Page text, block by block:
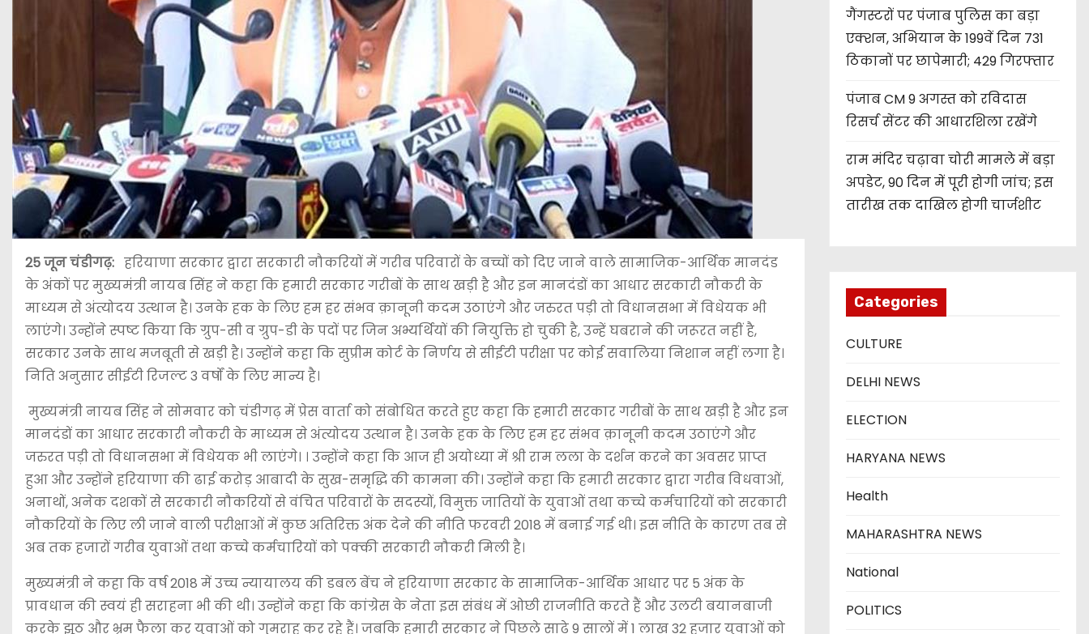
25 जून चंडीगढ़: हरियाणा सरकार द्वारा सरकारी नौकरियों में गरीब परिवारों के बच्चों को दिए जाने वाले सामाजिक-आर्थिक मानदंड
के अंकों पर मुख्यमंत्री नायब सिंह ने कहा कि हमारी सरकार गरीबों के साथ खड़ी है और इन मानदंडों का आधार सरकारी नौकरी के
माध्यम से अंत्योदय उत्थान है। उनके हक के लिए हम हर संभव क़ानूनी कदम उठाएंगे और जरुरत पड़ी तो विधानसभा में विधेयक भी
लाएंगे। उन्होंने स्पष्ट किया कि ग्रुप-सी व ग्रुप-डी के पदों पर जिन अभ्यर्थियों की नियुक्ति हो चुकी है, उन्हें घबराने की जरूरत नहीं है,
सरकार उनके साथ मजबूती से खड़ी है। उन्होंने कहा कि सुप्रीम कोर्ट के निर्णय से सीईटी परीक्षा पर कोई सवालिया निशान नहीं लगा है।
निति अनुसार सीईटी रिजल्ट 3 वर्षों के लिए मान्य है।
मुख्यमंत्री नायब सिंह ने सोमवार को चंडीगढ़ में प्रेस वार्ता को संबोधित करते हुए कहा कि हमारी सरकार गरीबों के साथ खड़ी है और इन
मानदंडों का आधार सरकारी नौकरी के माध्यम से अंत्योदय उत्थान है। उनके हक के लिए हम हर संभव क़ानूनी कदम उठाएंगे और
जरुरत पड़ी तो विधानसभा में विधेयक भी लाएंगे। । उन्होंने कहा कि आज ही अयोध्या में श्री राम लला के दर्शन करने का अवसर प्राप्त
हुआ और उन्होंने हरियाणा की ढाई करोड़ आबादी के सुख-समृद्धि की कामना की। उन्होंने कहा कि हमारी सरकार द्वारा गरीब विधवाओं,
अनाथों, अनेक दशकों से सरकारी नौकरियों से वंचित परिवारों के सदस्यों, विमुक्त जातियों के युवाओं तथा कच्चे कर्मचारियों को सरकारी
नौकरियों के लिए ली जाने वाली परीक्षाओं में कुछ अतिरिक्त अंक देने की नीति फरवरी 2018 में बनाई गई थी। इस नीति के कारण तब से
अब तक हजारों गरीब युवाओं तथा कच्चे कर्मचारियों को पक्की सरकारी नौकरी मिली है।
मुख्यमंत्री ने कहा कि वर्ष 2018 में उच्च न्यायालय की डबल बेंच ने हरियाणा सरकार के सामाजिक-आर्थिक आधार पर 5 अंक के
प्रावधान की स्वयं ही सराहना भी की थी। उन्होंने कहा कि कांग्रेस के नेता इस संबंध में ओछी राजनीति करते हैं और उलटी बयानबाजी
करके झूठ और भ्रम फैला कर युवाओं को गुमराह कर रहे हैं। जबकि हमारी सरकार ने पिछले साढ़े 9 सालों में 1 लाख 32 हजार युवाओं को
गैंगस्टरों पर पंजाब पुलिस का बड़ा
एक्शन, अभियान के 199वें दिन 731
ठिकानों पर छापेमारी; 429 गिरफ्तार
पंजाब CM 9 अगस्त को रविदास
रिसर्च सेंटर की आधारशिला रखेंगे
राम मंदिर चढ़ावा चोरी मामले में बड़ा
अपडेट, 90 दिन में पूरी होगी जांच; इस
तारीख तक दाखिल होगी चार्जशीट
Categories
CULTURE
DELHI NEWS
ELECTION
HARYANA NEWS
Health
MAHARASHTRA NEWS
National
POLITICS